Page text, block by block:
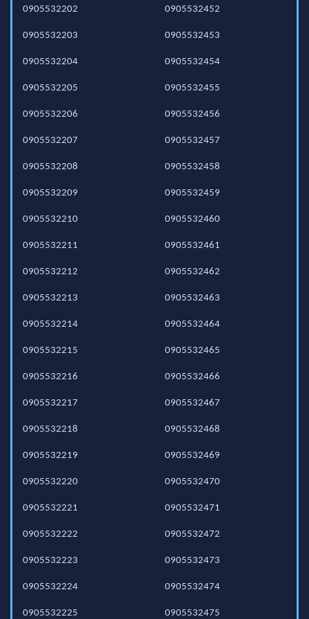
0905532202
0905532203
0905532204
0905532205
0905532206
0905532207
0905532208
0905532209
0905532210
0905532211
0905532212
0905532213
0905532214
0905532215
0905532216
0905532217
0905532218
0905532219
0905532220
0905532221
0905532222
0905532223
0905532224
0905532225
0905532452
0905532453
0905532454
0905532455
0905532456
0905532457
0905532458
0905532459
0905532460
0905532461
0905532462
0905532463
0905532464
0905532465
0905532466
0905532467
0905532468
0905532469
0905532470
0905532471
0905532472
0905532473
0905532474
0905532475